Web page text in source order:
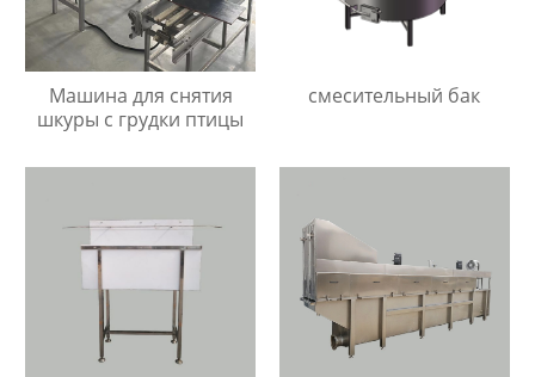
Машина для снятия
шкуры с грудки птицы
смесительный бак